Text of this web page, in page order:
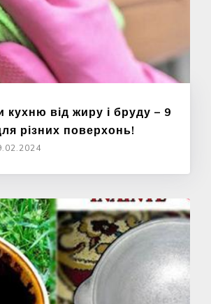
кухню від жиру і бруду – 9
різних поверхонь!